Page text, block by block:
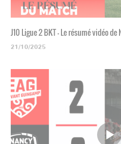
J10 Ligue 2 BKT - Le résumé vidéo de
21/10/2025